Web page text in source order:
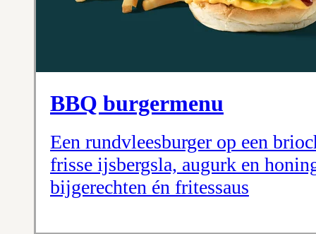
BBQ burgermenu
Een rundvleesburger op een
frisse ijsbergsla, augurk en
bijgerechten én fritessaus